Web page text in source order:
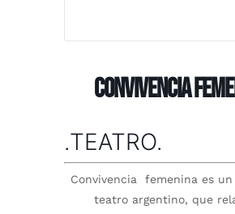
CONVIVENCIA
.TEATRO.
Convivencia femenina es
teatro argentino, que